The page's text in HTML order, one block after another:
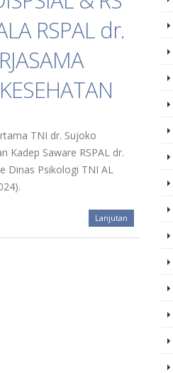
RSPAL dr.
TNI dr. Sujoko
Kadep Saware RSPAL dr.
Dinas Psikologi TNI AL
Lanjutan